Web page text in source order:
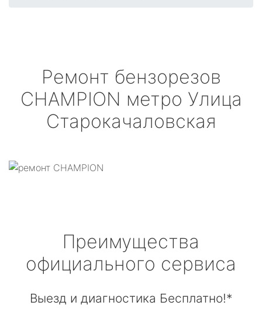
Ремонт бензорезов
CHAMPION метро Улица
Старокачаловская
Преимущества
официального сервиса
Выезд и диагностика Бесплатно!*